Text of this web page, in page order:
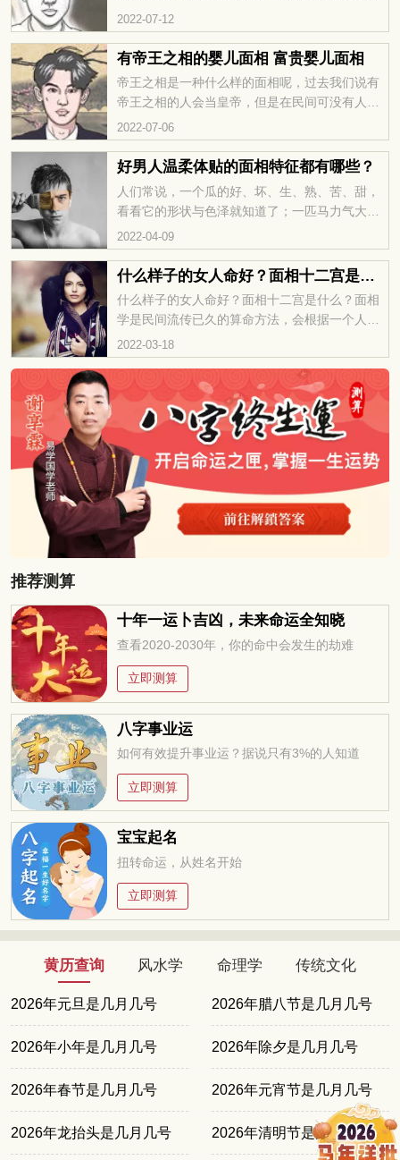
问，不过在其中却也是会比较重要的。那么五官
看相怎么讲，有何说法？下面让本期面相图解为
你解析。耳朵耳朵所代表...
2022-07-12
有帝王之相的婴儿面相 富贵婴儿面相
帝王之相是一种什么样的面相呢，过去我们说有
帝王之相的人会当皇帝，但是在民间可没有人敢
说自己的孩子有帝王之相，毕竟要是被皇上听到
了会被抓去砍头的，那么有帝王之相的婴儿面相
什么样？富贵婴儿面相什么样？...
2022-07-06
好男人温柔体贴的面相特征都有哪些？
人们常说，一个瓜的好、坏、生、熟、苦、甜，
看看它的形状与色泽就知道了；一匹马力气大
小，走得快、慢，看看它各个部位是否均匀，毛
色、神态与气息如何，就知道它是良骥还是...
2022-04-09
什么样子的女人命好？面相十二宫是什么？
什么样子的女人命好？面相十二宫是什么？面相
学是民间流传已久的算命方法，会根据一个人的
面相特点，来分析命运运势的发展，华易网为大
家准备了有关面相的内容！ 什么样子的女...
2022-03-18
推荐测算
十年一运卜吉凶，未来命运全知晓
查看2020-2030年，你的命中会发生的劫难
立即测算
八字事业运
如何有效提升事业运？据说只有3%的人知道
立即测算
宝宝起名
扭转命运，从姓名开始
立即测算
黄历查询 风水学 命理学 传统文化
2026年元旦是几月几号 2026年腊八节是几月几号
2026年小年是几月几号 2026年除夕是几月几号
2026年春节是几月几号 2026年元宵节是几月几号
2026年龙抬头是几月几号 2026年清明节是几月几号